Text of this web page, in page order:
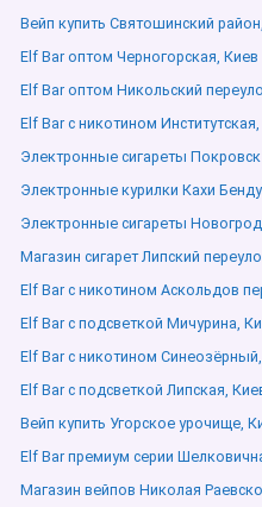
Вейп купить Святошинский
Elf Bar оптом Черногорская, Киев
Elf Bar оптом Никольский
Elf Bar с никотином
Электронные сигареты Покровск
Электронные курилки Кахи
Электронные сигареты
Магазин сигарет Липский
Elf Bar с никотином Аскольдов
Elf Bar с подсветкой Мичурина,
Elf Bar с никотином
Elf Bar с подсветкой Липская,
Вейп купить Угорское урочище,
Elf Bar премиум серии
Магазин вейпов Николая